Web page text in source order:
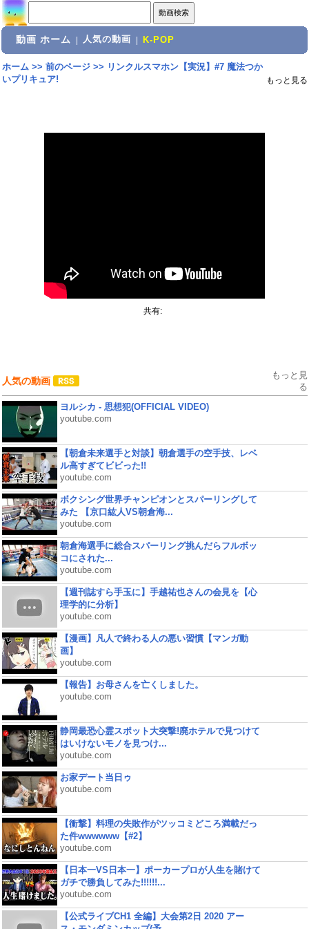
動画 ホーム 人気の動画 K-POP
ホーム>> 前のページ>> リンクルスマホン【実況】#7 魔法つか
いプリキュア!
もっと見る
共有:
人気の動画
もっと見
る
ヨルシカ - 思想犯(OFFICIAL VIDEO)
youtube.com
【朝倉未来選手と対談】朝倉選手の空手技、レベ
ル高すぎてビビった!!
youtube.com
ボクシング世界チャンピオンとスパーリングして
みた 【京口紘人VS朝倉海...
youtube.com
朝倉海選手に総合スパーリング挑んだらフルボッ
コにされた...
youtube.com
【週刊誌すら手玉に】手越祐也さんの会見を【心
理学的に分析】
youtube.com
【漫画】凡人で終わる人の悪い習慣【マンガ動
画】
youtube.com
【報告】お母さんを亡くしました。
youtube.com
静岡最恐心霊スポット大突撃!廃ホテルで見つけて
はいけないモノを見つけ...
youtube.com
お家デート当日ゥ
youtube.com
【衝撃】料理の失敗作がツッコミどころ満載だっ
た件wwwwww【#2】
youtube.com
【日本一VS日本一】ポーカープロが人生を賭けて
ガチで勝負してみた!!!!!!...
youtube.com
【公式ライブCH1 全編】大会第2日 2020 アー